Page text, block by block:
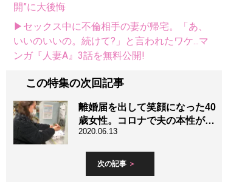
開”に大後悔
▶セックス中に不倫相手の妻が帰宅。「あ、
いいのいいの。続けて?」と言われたワケ...マ
ンガ『人妻A』3話を無料公開!
この特集の次回記事
離婚届を出して笑顔になった40
歳女性。コロナで夫の本性が…
2020.06.13
次の記事